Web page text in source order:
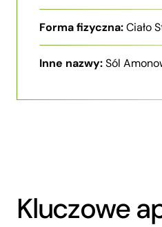
Forma fizyczna:Ciało
Inne nazwy:Sól
Kluczowe